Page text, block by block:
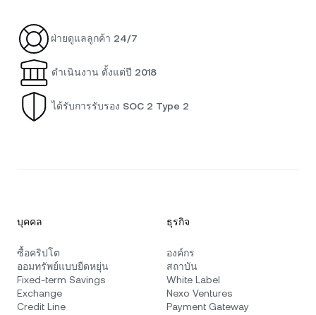
ฝ่ายดูแลลูกค้า 24/7
ดำเนินงาน ตั้งแต่ปี 2018
ได้รับการรับรอง SOC 2 Type 2
บุคคล
ซื้อคริปโต
ออมทรัพย์แบบยืดหยุ่น
Fixed-term Savings
Exchange
Credit Line
ธุรกิจ
องค์กร
สถาบัน
White Label
Nexo Ventures
Payment Gateway